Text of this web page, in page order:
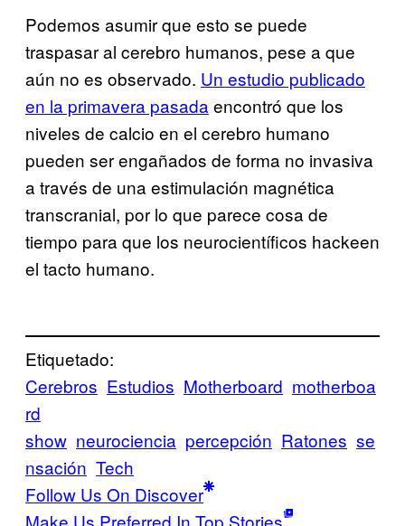
Podemos asumir que esto se puede
traspasar al cerebro humanos, pese a que
aún no es observado. Un estudio publicado
en la primavera pasada encontró que los
niveles de calcio en el cerebro humano
pueden ser engañados de forma no invasiva
a través de una estimulación magnética
transcranial, por lo que parece cosa de
tiempo para que los neurocientíficos hackeen
el tacto humano.
Etiquetado:
Cerebros Estudios Motherboard motherboa
rd
show neurociencia percepción Ratones se
nsación Tech
Follow Us On Discover